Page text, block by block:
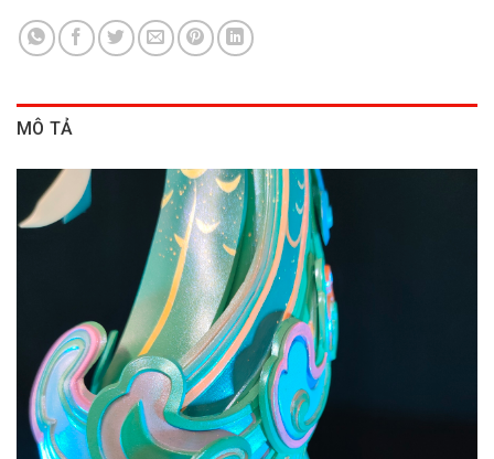
MÔ TẢ